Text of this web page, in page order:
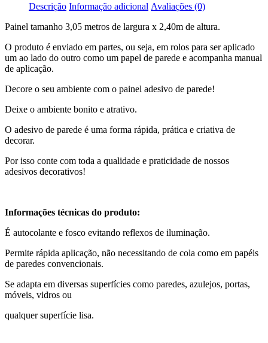
Descrição Informação adicional Avaliações (0)
Painel tamanho 3,05 metros de largura x 2,40m de altura.
O produto é enviado em partes, ou seja, em rolos para ser aplicado
um ao lado do outro como um papel de parede e acompanha manual
de aplicação.
Decore o seu ambiente com o painel adesivo de parede!
Deixe o ambiente bonito e atrativo.
O adesivo de parede é uma forma rápida, prática e criativa de
decorar.
Por isso conte com toda a qualidade e praticidade de nossos
adesivos decorativos!
Informações técnicas do produto:
É autocolante e fosco evitando reflexos de iluminação.
Permite rápida aplicação, não necessitando de cola como em papéis
de paredes convencionais.
Se adapta em diversas superfícies como paredes, azulejos, portas,
móveis, vidros ou
qualquer superfície lisa.